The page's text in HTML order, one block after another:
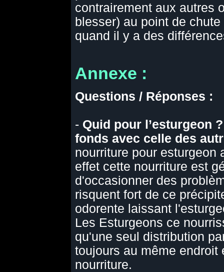
contrairement aux autres
blesser) au point de
quand il y a des
Annexe :
Questions / Réponses :
- Quid pour l’esturgeon
fonds avec celle des
nourriture pour
effet cette nourriture est
d'occasionner des
risquent fort de ce
odorente laissant
Les Esturgeons ce
qu'une seul distribution
toujours au même
nourriture.